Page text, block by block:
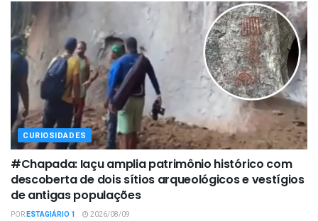
CURIOSIDADES
#Chapada: Iaçu amplia patrimônio histórico com
descoberta de dois sítios arqueológicos e vestígios
de antigas populações
PORESTAGIÁRIO 1 2026/08/09